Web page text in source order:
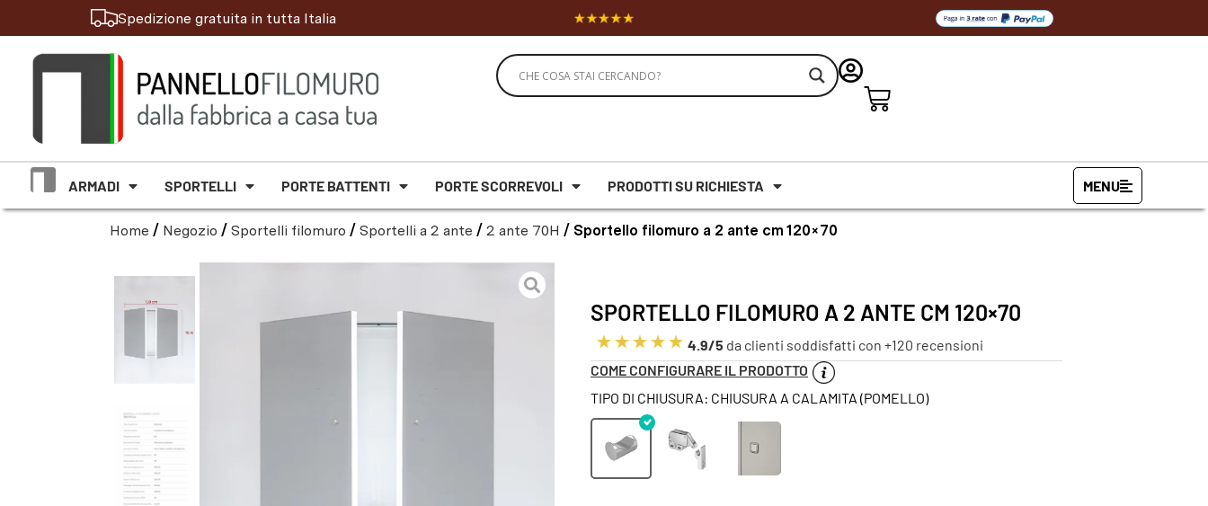
Spedizione gratuita in tutta Italia
ARMADI SPORTELLI PORTE BATTENTI PORTE SCORREVOLI PRODOTTI SU RICHIESTA MENU
Home / Negozio / Sportelli filomuro / Sportelli a 2 ante / 2 ante 70H / Sportello filomuro a 2 ante cm 120×70
SPORTELLO FILOMURO A 2 ANTE CM 120×70
4.9/5 da clienti soddisfatti con +120 recensioni
COME CONFIGURARE IL PRODOTTO
TIPO DI CHIUSURA: CHIUSURA A CALAMITA (POMELLO)